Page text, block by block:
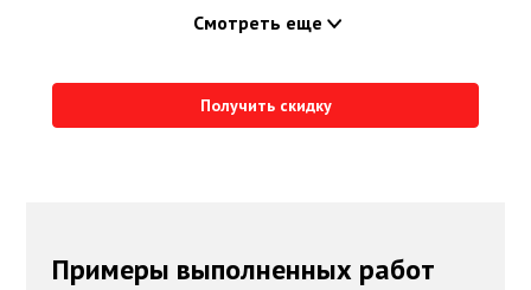
Смотреть еще
Получить скидку
Примеры выполненных работ